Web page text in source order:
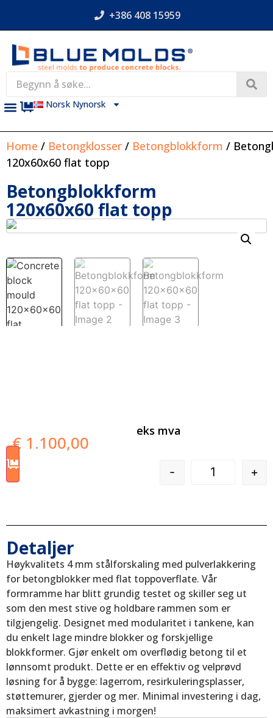
+386 408 15959
Norsk Nynorsk
Home / Betongklosser / Betongblokkform /
120x60x60 flat topp
Betongblokkform
120x60x60 flat topp
€ 1.100,00
eks mva
- +
Detaljer
Høykvalitets 4 mm stålforskaling med pulverlakkering
for betongblokker med flat toppoverflate. Vår
formramme har blitt grundig testet og skiller seg ut
som den mest stive og holdbare rammen som er
tilgjengelig. Designet med modularitet i tankene, kan
du enkelt lage mindre blokker og forskjellige
blokkformer. Gjør enkelt om overflødig betong til et
lønnsomt produkt. Dette er en effektiv og velprøvd
løsning for å bygge: lagerrom, resirkuleringsplasser,
støttemurer, gjerder og mer. Minimal investering i dag,
maksimert avkastning i morgen!